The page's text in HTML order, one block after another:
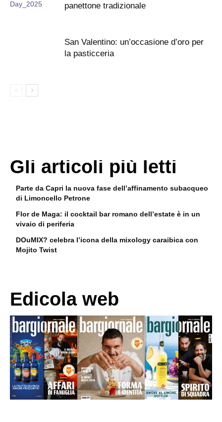
panettone tradizionale
San Valentino: un’occasione d’oro per
la pasticceria
Gli articoli più letti
Parte da Capri la nuova fase dell’affinamento subacqueo
di Limoncello Petrone
Flor de Maga: il cocktail bar romano dell’estate è in un
vivaio di periferia
DOuMIX? celebra l’icona della mixology caraibica con
Mojito Twist
Edicola web